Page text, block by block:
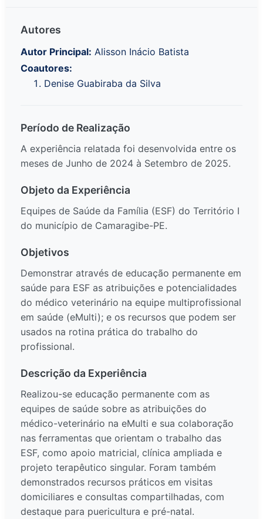
Autores
Autor Principal: Alisson Inácio Batista
Coautores:
Denise Guabiraba da Silva
Período de Realização
A experiência relatada foi desenvolvida entre os
meses de Junho de 2024 à Setembro de 2025.
Objeto da Experiência
Equipes de Saúde da Família (ESF) do Território I
do município de Camaragibe-PE.
Objetivos
Demonstrar através de educação permanente em
saúde para ESF as atribuições e potencialidades
do médico veterinário na equipe multiprofissional
em saúde (eMulti); e os recursos que podem ser
usados na rotina prática do trabalho do
profissional.
Descrição da Experiência
Realizou-se educação permanente com as
equipes de saúde sobre as atribuições do
médico-veterinário na eMulti e sua colaboração
nas ferramentas que orientam o trabalho das
ESF, como apoio matricial, clínica ampliada e
projeto terapêutico singular. Foram também
demonstrados recursos práticos em visitas
domiciliares e consultas compartilhadas, com
destaque para puericultura e pré-natal.